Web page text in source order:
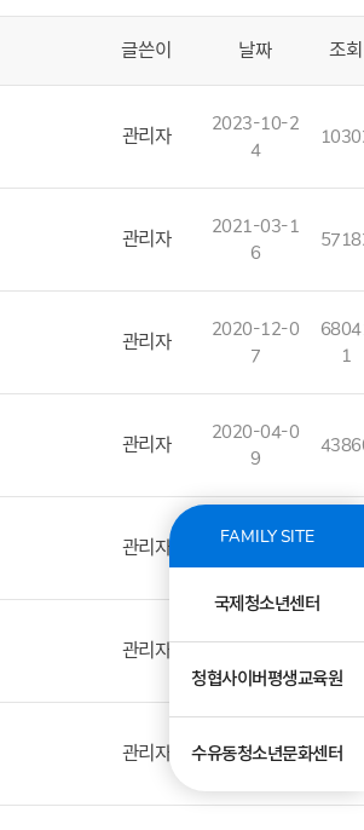
FAMILY SITE
국제청소년센터
청협사이버평생교육원
수유동청소년문화센터
글쓴이 날짜 조회
관리자
2023-10-2
4
관리자
2021-03-1
6
관리자
2020-12-0
7
1
관리자
2020-04-0
9
관리자
2018-01-0
8
관리자
2015-01-2
9
관리자
2014-07-0
8